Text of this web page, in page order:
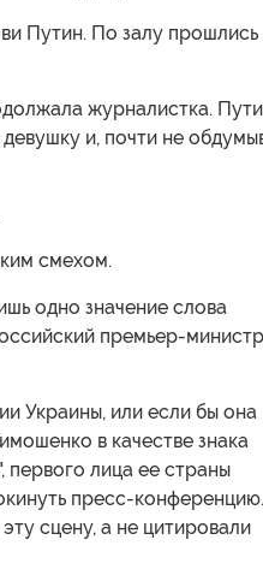
Путин. По залу прошлись
журналистка.
и, почти не
смехом.
одно значение слова
премьер-министр
Украины, или если бы она
в качестве знака
первого лица ее страны
пресс-
сцену, а не цитировали